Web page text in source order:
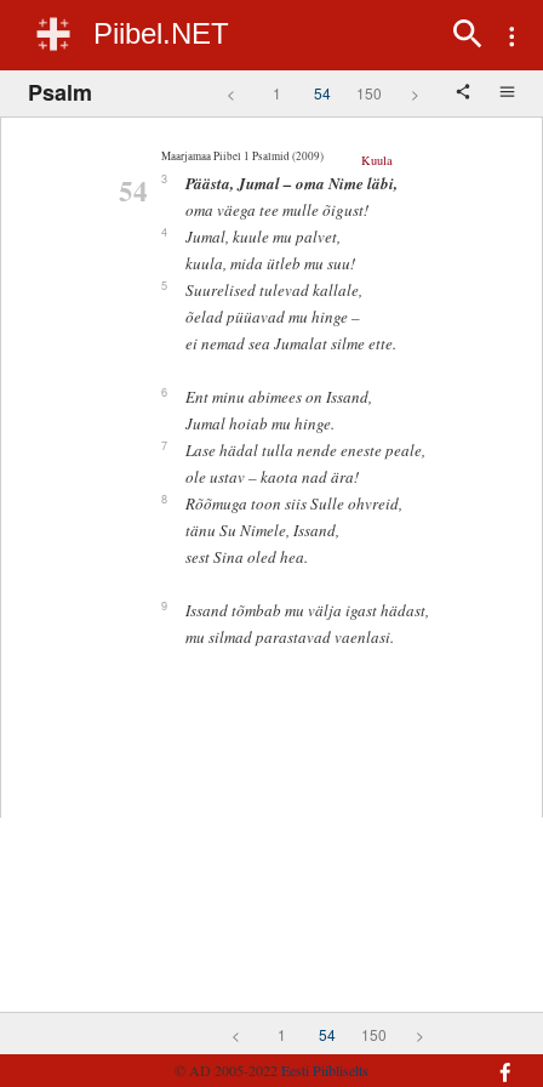
Piibel.NET
Psalm < 1 54 150 >
Maarjamaa Piibel 1 Psalmid (2009)
54
Kuula
3
Päästa, Jumal – oma Nime läbi,
oma väega tee mulle õigust!
4
Jumal, kuule mu palvet,
kuula, mida ütleb mu suu!
5
Suurelised tulevad kallale,
õelad püüavad mu hinge –
ei nemad sea Jumalat silme ette.
6
Ent minu abimees on Issand,
Jumal hoiab mu hinge.
7
Lase hädal tulla nende eneste peale,
ole ustav – kaota nad ära!
8
Rõõmuga toon siis Sulle ohvreid,
tänu Su Nimele, Issand,
sest Sina oled hea.
9
Issand tõmbab mu välja igast hädast,
mu silmad parastavad vaenlasi.
< 1 54 150 >
© AD 2005-2022Eesti Piibliselts